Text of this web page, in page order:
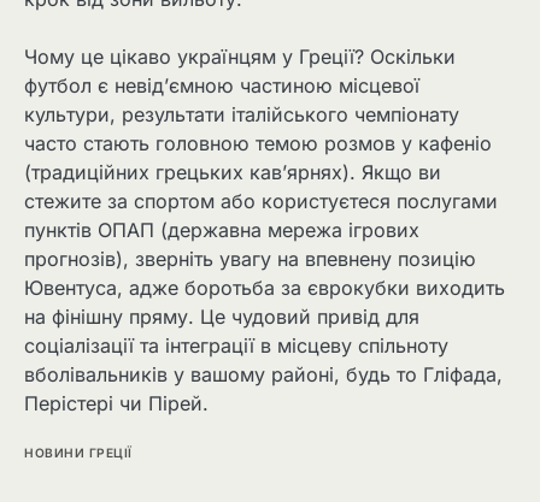
Чому це цікаво українцям у Греції? Оскільки
футбол є невід’ємною частиною місцевої
культури, результати італійського чемпіонату
часто стають головною темою розмов у кафеніо
(традиційних грецьких кав’ярнях). Якщо ви
стежите за спортом або користуєтеся послугами
пунктів ОПАП (державна мережа ігрових
прогнозів), зверніть увагу на впевнену позицію
Ювентуса, адже боротьба за єврокубки виходить
на фінішну пряму. Це чудовий привід для
соціалізації та інтеграції в місцеву спільноту
вболівальників у вашому районі, будь то Гліфада,
Перістері чи Пірей.
НОВИНИ ГРЕЦІЇ